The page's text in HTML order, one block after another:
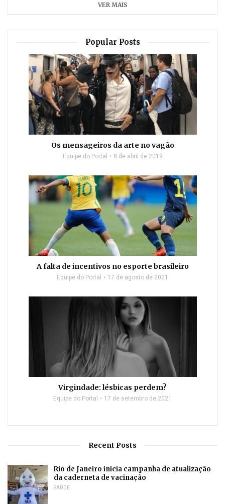
VER MAIS
Popular Posts
Os mensageiros da arte no vagão
Equipe do Portal 8 de abril de 2019
A falta de incentivos no esporte brasileiro
Equipe do Portal 17 de agosto de 2021
Virgindade: lésbicas perdem?
Equipe do Portal 17 de setembro de 2021
Recent Posts
Rio de Janeiro inicia campanha de atualização
da caderneta de vacinação
SAÚDE